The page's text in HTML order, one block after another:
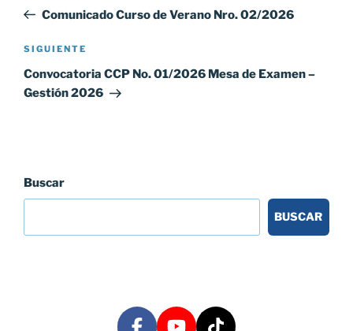
entradas
anterior:
Comunicado Curso de Verano Nro. 02/2026
Siguiente
entrada
SIGUIENTE
Convocatoria CCP No. 01/2026 Mesa de Examen –
Gestión 2026
Buscar
BUSCAR